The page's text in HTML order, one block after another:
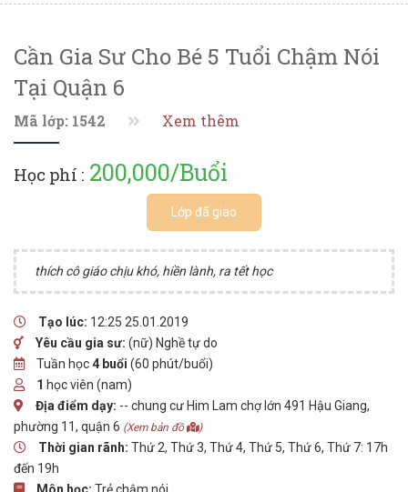
Cần Gia Sư Cho Bé 5 Tuổi Chậm Nói
Tại Quận 6
Mã lớp: 1542 Xem thêm
Học phí : 200,000/Buổi
Lớp đã giao
thích cô giáo chịu khó, hiền lành, ra tết học
Tạo lúc: 12:25 25.01.2019
Yêu cầu gia sư: (nữ) Nghề tự do
Tuần học4 buổi (60 phút/buổi)
1 học viên (nam)
Địa điểm dạy: -- chung cư Him Lam chợ lớn 491 Hậu Giang,
phường 11, quận 6 (Xem bản đồ )
Thời gian rãnh: Thứ 2, Thứ 3, Thứ 4, Thứ 5, Thứ 6, Thứ 7: 17h
đến 19h
Môn học: Trẻ chậm nói